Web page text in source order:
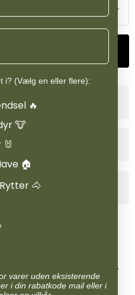
og kvaliteten af måltidet.
er særligt velegnet til
kød til fodringen uden at
Det gør det nemt at forbedre
justeringer i hverdagen.
kurv
i? (Vælg en eller flere):
🔥
🐮
🏠
🐴
varer uden eksisterende
i din rabatkode mail eller i